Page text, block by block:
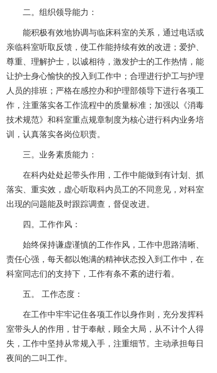
二。组织领导能力：
能积极有效地协调与临床科室的关系，通过电话或
亲临科室听取反馈，使工作能持续有效的改进；爱护、
尊重、理解护士，以诚相待，激发护士的工作热情，能
让护士身心愉快的投入到工作中；合理进行护工与护理
人员的排班；严格在感控办和护理部领导下进行各项工
作，注重落实各工作流程中的质量标准；加强以《消毒
技术规范》和科室重点规章制度为核心进行科内业务培
训，认真落实各岗位职责。
三。业务素质能力：
在科内处处起带头作用，工作中能做到有计划、抓
落实、重实效，虚心听取科内员工的不同意见，对科室
出现的问题能及时跟踪调查，督促改进。
四。工作作风：
始终保持谦虚谨慎的工作作风，工作中思路清晰、
责任心强，每天都以饱满的精神状态投入到工作中，在
科室同志们的支持下，工作有条不紊的进行着。
五。 工作态度：
在工作中牢牢记住各项工作以身作则，充分发挥科
室带头人的作用，甘于奉献，顾全大局，从不计个人得
失，工作中坚持从常规入手，注重细节。主动承担每日
夜间的二叫工作。